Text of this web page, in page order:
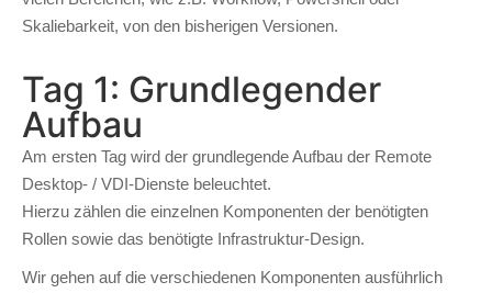
Skaliebarkeit, von den bisherigen Versionen.
Tag 1: Grundlegender
Aufbau
Am ersten Tag wird der grundlegende Aufbau der Remote
Desktop- / VDI-Dienste beleuchtet.
Hierzu zählen die einzelnen Komponenten der benötigten
Rollen sowie das benötigte Infrastruktur-Design.
Wir gehen auf die verschiedenen Komponenten ausführlich